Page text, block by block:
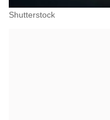
Shutterstock